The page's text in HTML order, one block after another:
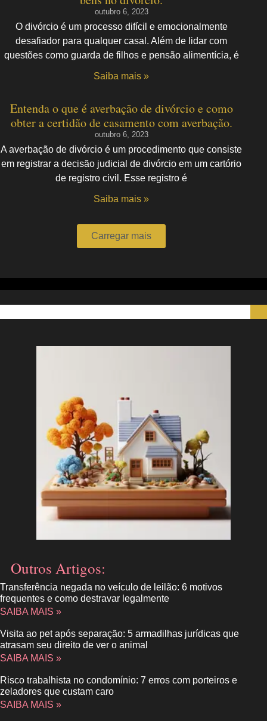
outubro 6, 2023
O divórcio é um processo difícil e emocionalmente
desafiador para qualquer casal. Além de lidar com
questões como guarda de filhos e pensão alimentícia, é
Saiba mais »
Entenda o que é averbação de divórcio e como
obter a certidão de casamento com averbação.
outubro 6, 2023
A averbação de divórcio é um procedimento que consiste
em registrar a decisão judicial de divórcio em um cartório
de registro civil. Esse registro é
Saiba mais »
Carregar mais
Outros Artigos:
Transferência negada no veículo de leilão: 6 motivos
frequentes e como destravar legalmente
SAIBA MAIS »
Visita ao pet após separação: 5 armadilhas jurídicas que
atrasam seu direito de ver o animal
SAIBA MAIS »
Risco trabalhista no condomínio: 7 erros com porteiros e
zeladores que custam caro
SAIBA MAIS »